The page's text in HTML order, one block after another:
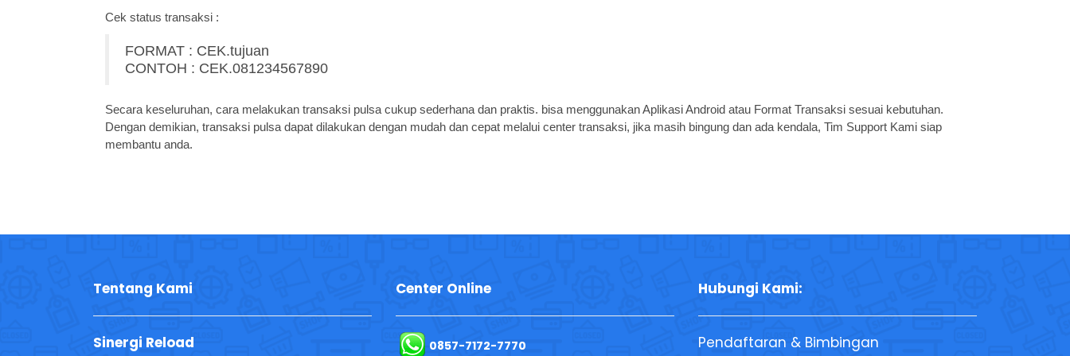
Cek status transaksi :
FORMAT : CEK.tujuan
CONTOH : CEK.081234567890
Secara keseluruhan, cara melakukan transaksi pulsa cukup sederhana dan praktis. bisa menggunakan Aplikasi Android atau Format Transaksi sesuai kebutuhan.
Dengan demikian, transaksi pulsa dapat dilakukan dengan mudah dan cepat melalui center transaksi, jika masih bingung dan ada kendala, Tim Support Kami siap
membantu anda.
Tentang Kami
Sinergi Reload
Center Online
0857-7172-7770
Hubungi Kami:
Pendaftaran & Bimbingan